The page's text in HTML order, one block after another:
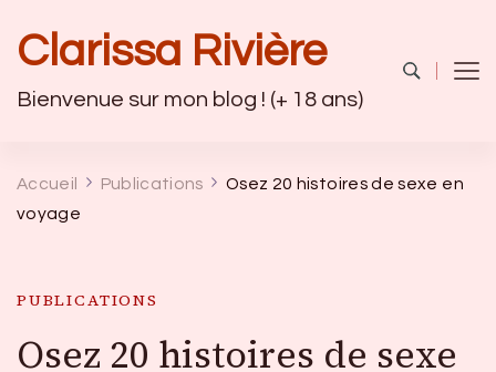
Clarissa Rivière
Bienvenue sur mon blog ! (+ 18 ans)
Accueil Publications
Osez 20 histoires de sexe en
voyage
PUBLICATIONS
Osez 20 histoires de sexe